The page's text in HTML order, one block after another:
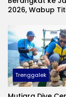
2026, Wabup
Trenggalek